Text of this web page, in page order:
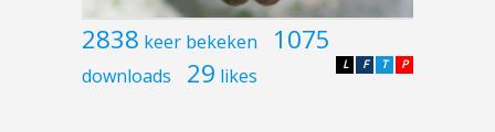
2838 keer bekeken 1075
downloads 29 likes P
T
F
L